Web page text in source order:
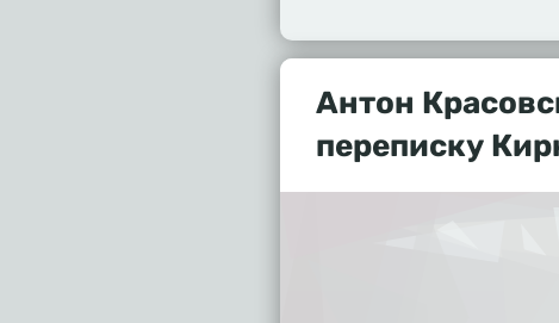
Антон
переписку